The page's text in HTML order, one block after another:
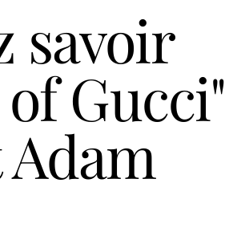
savoir
Gucci"
Adam